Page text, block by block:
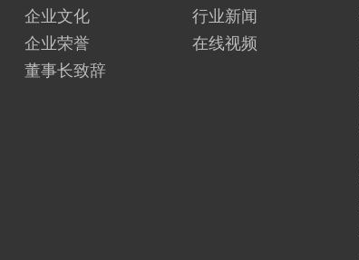
企业文化
企业荣誉
董事长致辞
行业新闻
在线视频